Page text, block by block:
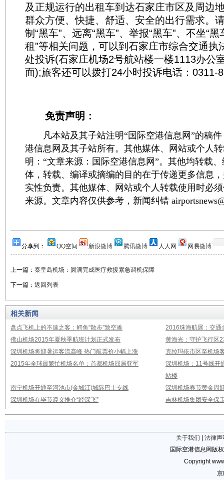
及正规运行的出租车到达石家庄市区及周边
群众方便、快捷、舒适、安全的出行需求。
制“黑车”、远离“黑车”、举报“黑车”、不坐“黑
租”等相关问题，可以到石家庄市综合交通执
处投诉(石家庄机场2号航站楼一楼1113办公
面);旅客还可以拨打24小时投诉电话：0311-
免责声明：
凡本站及其子站注明“国际空港信息网”的稿件
港信息网及其子站所有。其他媒体、网站或个人
明：“文章来源：国际空港信息网”。其他均转载
体，转载、编译或摘编的目的在于传递更多信息
实性负责。其他媒体、网站或个人转载使用时必
来源。文章内容仅供参考，新闻纠错
分享到： QQ空间 新浪微博 腾讯微博 人人网 网易微博
上一篇： 秦皇岛机场：圆满完成医疗救援紧急调机保障
下一篇： 返回列表
相关新闻
盘点飞机上的不速之客：鳄鱼“散步”致空难
2016珠海航展：交通
佛山机场2015年夏秋季航班计划正式发布
黄海光：守护飞行区
深圳机场将迎暑运客流高峰 热门航票价小幅上涨
克拉玛依市区至机场
2015年全球最繁忙机场名单：首都机场屈居亚军
深圳机场：11号线开
站楼
南宁机场开通至河池市(金城江)城际巴士专线
深圳机场春节黄金周
深圳机场在毕节遵义推介“经深飞”
吉林机场集团安全保
关于我们
法律声
国际空港信息网版
Copyright